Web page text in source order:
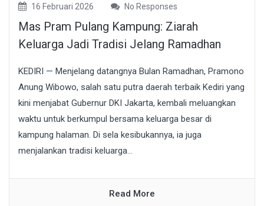
16 Februari 2026 No Responses
Mas Pram Pulang Kampung: Ziarah
Keluarga Jadi Tradisi Jelang Ramadhan
KEDIRI — Menjelang datangnya Bulan Ramadhan, Pramono
Anung Wibowo, salah satu putra daerah terbaik Kediri yang
kini menjabat Gubernur DKI Jakarta, kembali meluangkan
waktu untuk berkumpul bersama keluarga besar di
kampung halaman. Di sela kesibukannya, ia juga
menjalankan tradisi keluarga...
Read More